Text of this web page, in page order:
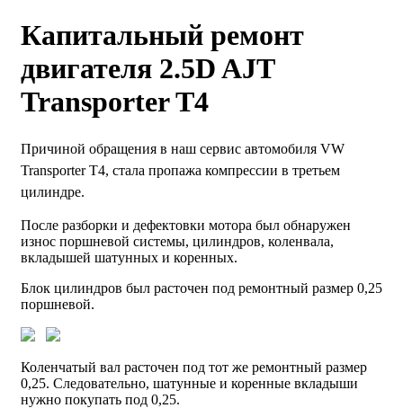
Капитальный ремонт
двигателя 2.5D AJT
Transporter T4
Причиной обращения в наш сервис автомобиля VW
Transporter T4, стала пропажа компрессии в третьем
цилиндре.
После разборки и дефектовки мотора был обнаружен
износ поршневой системы, цилиндров, коленвала,
вкладышей шатунных и коренных.
Блок цилиндров был расточен под ремонтный размер 0,25
поршневой.
Коленчатый вал расточен под тот же ремонтный размер
0,25. Следовательно, шатунные и коренные вкладыши
нужно покупать под 0,25.